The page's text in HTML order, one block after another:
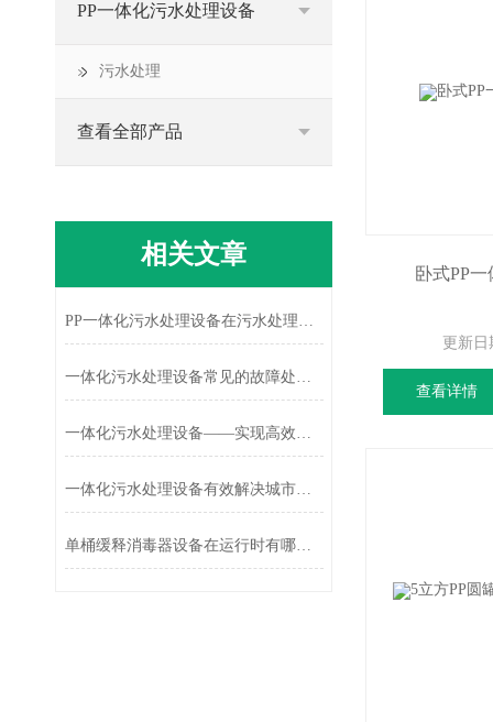
PP一体化污水处理设备
污水处理
查看全部产品
相关文章
PP一体化污水处理设备在污水处理方面具有重要性
一体化污水处理设备常见的故障处理方法
一体化污水处理设备——实现高效净化与可持续发展
一体化污水处理设备有效解决城市污水处理的难题
单桶缓释消毒器设备在运行时有哪些部件需要检查
卧式PP
更新日
查看详情